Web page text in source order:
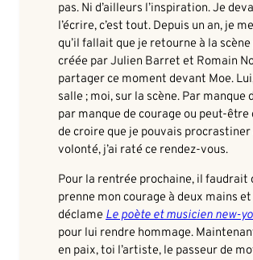
pas. Ni d’ailleurs l’inspiration. Je
l’écrire, c’est tout. Depuis un an, je
qu’il fallait que je retourne à la
créée par Julien Barret et Romain
partager ce moment devant Moe.
salle ; moi, sur la scène. Par manque
par manque de courage ou peut-être
de croire que je pouvais procrastiner
volonté, j’ai raté ce rendez-vous.
Pour la rentrée prochaine, il faudrait
prenne mon courage à deux mains et
déclame Le poète et musicien new-
pour lui rendre hommage.
en paix, toi l’artiste, le passeur de